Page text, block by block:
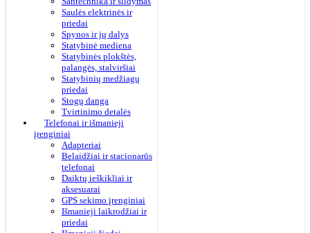
Saulės elektrinės ir
priedai
Spynos ir jų dalys
Statybinė mediena
Statybinės plokštės,
palangės, stalviršiai
Statybinių medžiagų
priedai
Stogų danga
Tvirtinimo detalės
Telefonai ir išmanieji
įrenginiai
Adapteriai
Belaidžiai ir stacionarūs
telefonai
Daiktų ieškikliai ir
aksesuarai
GPS sekimo įrenginiai
Išmanieji laikrodžiai ir
priedai